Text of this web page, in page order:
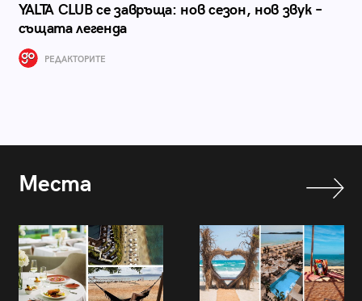
YALTA CLUB се завръща: нов сезон, нов звук –
същата легенда
РЕДАКТОРИТЕ
Места